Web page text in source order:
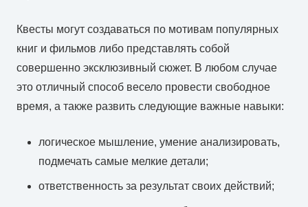
Квесты могут создаваться по мотивам популярных
книг и фильмов либо представлять собой
совершенно эксклюзивный сюжет. В любом случае
это отличный способ весело провести свободное
время, а также развить следующие важные навыки:
логическое мышление, умение анализировать,
подмечать самые мелкие детали;
ответственность за результат своих действий;